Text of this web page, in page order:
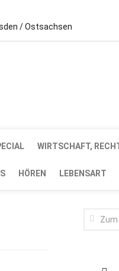
/ Ostsachsen
WIRTSCHAFT,
HÖREN LEBENSART